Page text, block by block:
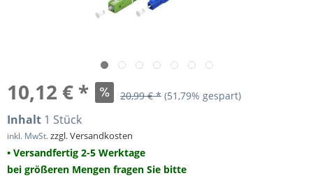
10,12 € * 20,99 € * (51,79% gespart)
Inhalt 1 Stück
inkl. MwSt.zzgl. Versandkosten
• Versandfertig 2-5 Werktage
bei größeren Mengen fragen Sie bitte